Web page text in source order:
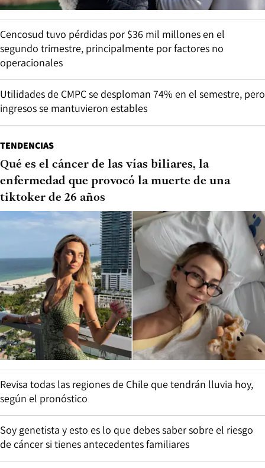
Cencosud tuvo pérdidas por $36 mil millones en el
segundo trimestre, principalmente por factores no
operacionales
Utilidades de CMPC se desploman 74% en el semestre, pero
ingresos se mantuvieron estables
TENDENCIAS
Qué es el cáncer de las vías biliares, la
enfermedad que provocó la muerte de una
tiktoker de 26 años
Revisa todas las regiones de Chile que tendrán lluvia hoy,
según el pronóstico
Soy genetista y esto es lo que debes saber sobre el riesgo
de cáncer si tienes antecedentes familiares